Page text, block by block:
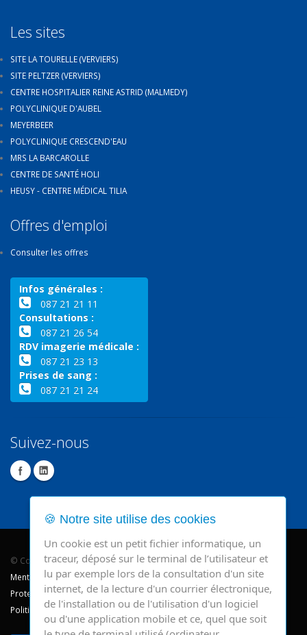
Les sites
SITE LA TOURELLE (VERVIERS)
SITE PELTZER (VERVIERS)
CENTRE HOSPITALIER REINE ASTRID (MALMEDY)
POLYCLINIQUE D'AUBEL
MEYERBEER
POLYCLINIQUE CRESCEND'EAU
MRS LA BARCAROLLE
CENTRE DE SANTÉ HOLI
HEUSY - CENTRE MÉDICAL TILIA
Offres d'emploi
Consulter les offres
Infos générales :
087 21 21 11
Consultations :
087 21 26 54
RDV imagerie médicale :
087 21 23 13
Prises de sang :
087 21 21 24
Suivez-nous
© Copyright 2026 - CHR Verviers.
Mentions légales
Protection des données
Politique de cookie
🍪 Notre site utilise des cookies
Un cookie est un petit fichier informatique, un
traceur, déposé sur le terminal de l’utilisateur et
lu par exemple lors de la consultation d'un site
internet, de la lecture d'un courrier électronique,
de l'installation ou de l'utilisation d'un logiciel
ou d'une application mobile et ce, quel que soit